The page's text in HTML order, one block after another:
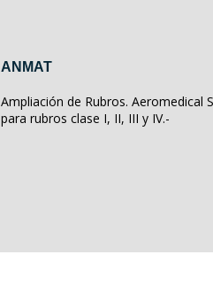
ANMAT
Ampliación de Rubros. Aeromedical
para rubros clase I, II, III y IV.-